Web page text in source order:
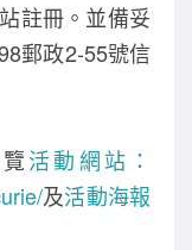
註冊。並備妥
郵政2-55號信
活動網站：
及活動海報